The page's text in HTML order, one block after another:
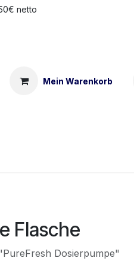
netto
Mein Warenkorb
Flasche
Dosierpumpe"